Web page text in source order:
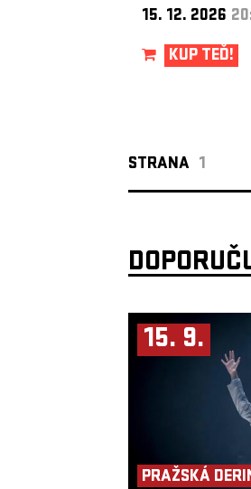
15. 12. 2026
KUP TEĎ!
STRANA 1
15. 9.
PRAŽSKÁ